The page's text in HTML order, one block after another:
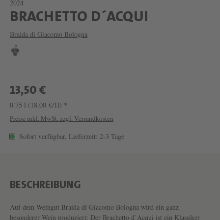
2024
BRACHETTO D´ACQUI
D
Braida di Giacomo Bologna
13,50 €
0.75 l (18,00 €/1l) *
Preise inkl. MwSt. zzgl. Versandkosten
Sofort verfügbar, Lieferzeit: 2-3 Tage
BESCHREIBUNG
Auf dem Weingut Braida di Giacomo Bologna wird ein ganz
besonderer Wein produziert: Der Brachetto d`Acqui ist ein Klassiker